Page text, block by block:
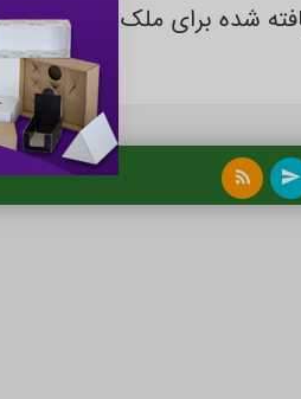
شده برای ملک و املاک در